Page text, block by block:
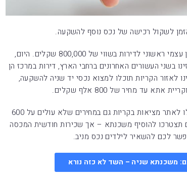
לשקול רכישה של נכס נוסף להשקעה.
200 אלף שקלים יכולים לשמש כהון עצמי ראשוני לדירות בשווי של 800,000 שקלים. היום,
בשני העשורים האחרונים ברחבי הארץ, דירות במרכז הן
לאזור הקריות תוכלו למצוא נכסי יד שניה להשקעה,
אם תסתפקו בדירה צנועה יותר, תוכלו לאתר מציאות בקריות גם במחירים שלא עולים על 600
תצטרכו להוסיף משכנתא – אך שכירות חודשית המכסה
לכם להשאיר לילדים נכס מניב.
משכנתא שניה – השד לא כזה נורא